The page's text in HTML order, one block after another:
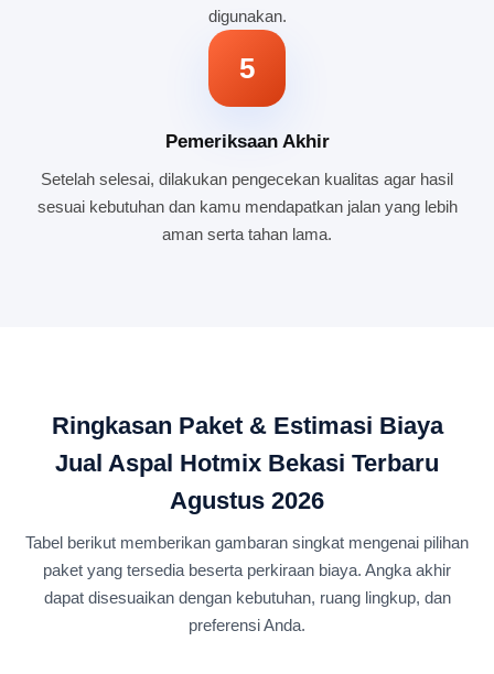
digunakan.
5
Pemeriksaan Akhir
Setelah selesai, dilakukan pengecekan kualitas agar hasil
sesuai kebutuhan dan kamu mendapatkan jalan yang lebih
aman serta tahan lama.
Ringkasan Paket & Estimasi Biaya
Jual Aspal Hotmix Bekasi Terbaru
Agustus 2026
Tabel berikut memberikan gambaran singkat mengenai pilihan
paket yang tersedia beserta perkiraan biaya. Angka akhir
dapat disesuaikan dengan kebutuhan, ruang lingkup, dan
preferensi Anda.